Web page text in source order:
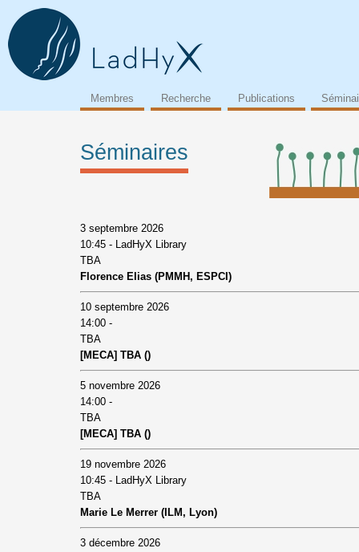
Membres Recherche Publications
Séminaires
3 septembre 2026
10:45 - LadHyX Library
TBA
Florence Elias (PMMH, ESPCI)
10 septembre 2026
14:00 -
TBA
[MECA] TBA ()
5 novembre 2026
14:00 -
TBA
[MECA] TBA ()
19 novembre 2026
10:45 - LadHyX Library
TBA
Marie Le Merrer (ILM, Lyon)
3 décembre 2026